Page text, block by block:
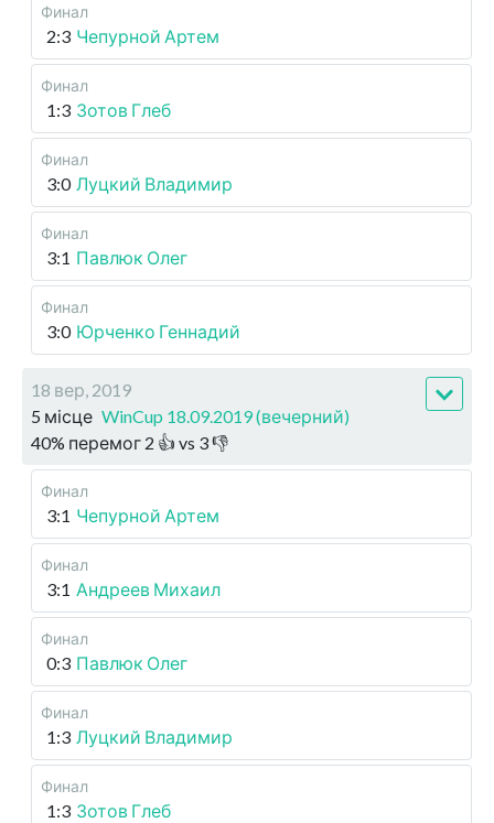
Финал
2:3 Чепурной Артем
Финал
1:3 Зотов Глеб
Финал
3:0 Луцкий Владимир
Финал
3:1 Павлюк Олег
Финал
3:0 Юрченко Геннадий
18 вер, 2019
5 місце WinCup 18.09.2019 (вечерний)
40% перемог 2 👍 vs 3👎
Финал
3:1 Чепурной Артем
Финал
3:1 Андреев Михаил
Финал
0:3 Павлюк Олег
Финал
1:3 Луцкий Владимир
Финал
1:3 Зотов Глеб